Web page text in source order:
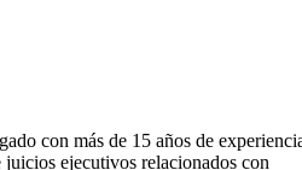
con más de 15 años de
ejecutivos relacionados con